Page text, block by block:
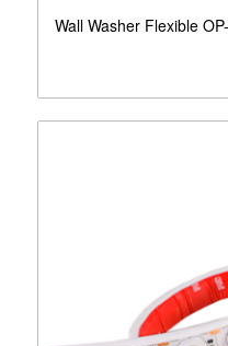
Wall Washer Flexible